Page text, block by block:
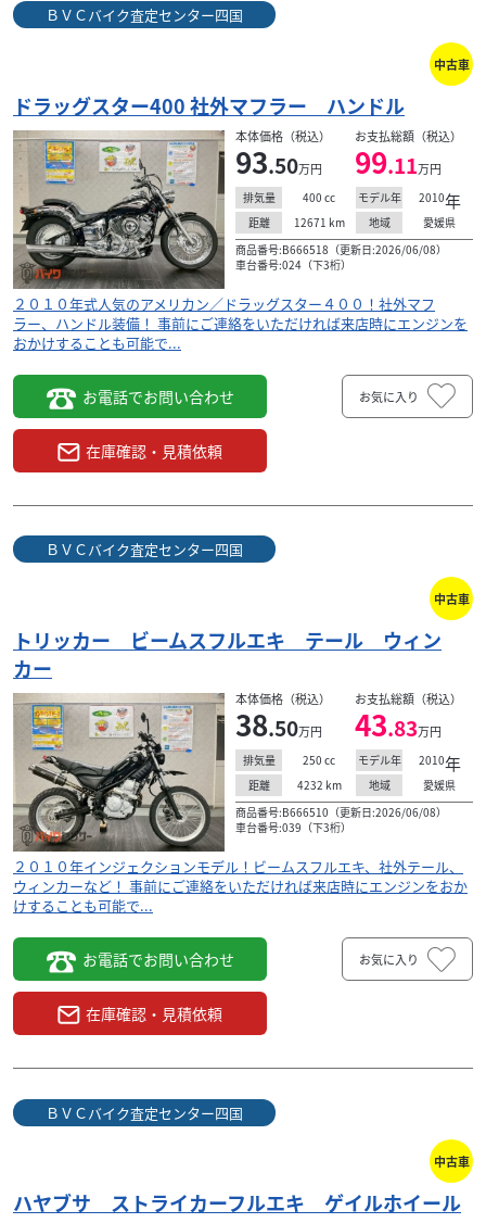
ＢＶＣバイク査定センター四国
中古車
ドラッグスター400 社外マフラー ハンドル
本体価格（税込）
93.50万円
お支払総額（税込）
99.11万円
排気量 400 cc モデル年 2010年
距離 12671 km 地域
愛媛県
商品番号:B666518（更新日:2026/06/08）
車台番号:024（下3桁）
２０１０年式人気のアメリカン／ドラッグスター４００！社外マフ
ラー、ハンドル装備！ 事前にご連絡をいただければ来店時にエンジンを
おかけすることも可能で...
お電話でお問い合わせ
在庫確認・見積依頼
お気に入り
ＢＶＣバイク査定センター四国
中古車
トリッカー ビームスフルエキ テール ウィン
カー
本体価格（税込）
38.50万円
お支払総額（税込）
43.83万円
排気量 250 cc モデル年 2010年
距離 4232 km 地域
愛媛県
商品番号:B666510（更新日:2026/06/08）
車台番号:039（下3桁）
２０１０年インジェクションモデル！ビームスフルエキ、社外テール、
ウィンカーなど！ 事前にご連絡をいただければ来店時にエンジンをおか
けすることも可能で...
お電話でお問い合わせ
在庫確認・見積依頼
お気に入り
ＢＶＣバイク査定センター四国
中古車
ハヤブサ ストライカーフルエキ ゲイルホイール